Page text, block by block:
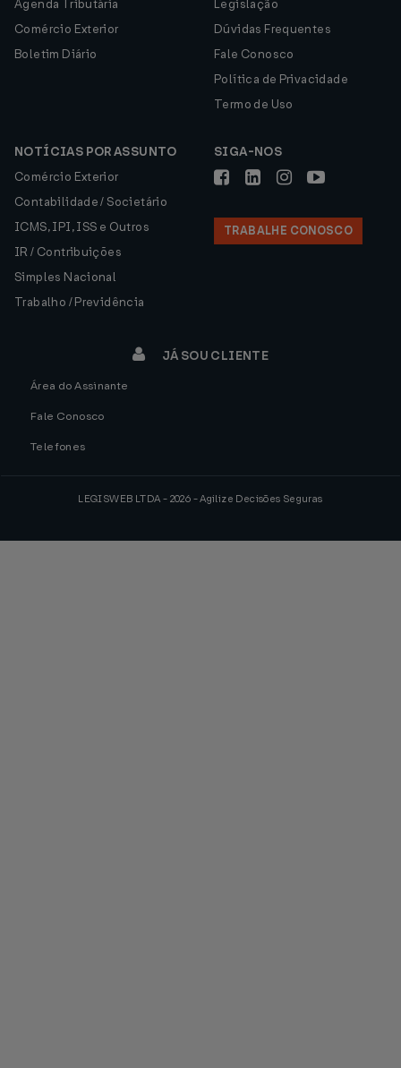
Agenda Tributária
Comércio Exterior
Boletim Diário
Legislação
Dúvidas Frequentes
Fale Conosco
Política de Privacidade
Termo de Uso
NOTÍCIAS POR ASSUNTO
Comércio Exterior
Contabilidade / Societário
ICMS, IPI, ISS e Outros
IR / Contribuições
Simples Nacional
Trabalho / Previdência
SIGA-NOS
TRABALHE CONOSCO
JÁ SOU CLIENTE
Área do Assinante
Fale Conosco
Telefones
LEGISWEB LTDA - 2026 - Agilize Decisões Seguras